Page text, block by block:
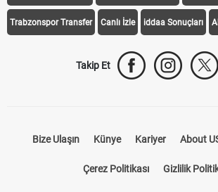
Trabzonspor Transfer Canlı İzle iddaa Sonuçları
Takip Et
Bize Ulaşın Künye Kariyer About
Çerez Politikası Gizlilik